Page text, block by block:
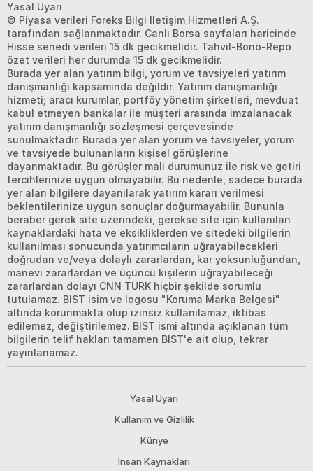
Yasal Uyarı
© Piyasa verileri Foreks Bilgi İletişim Hizmetleri A.Ş.
tarafından sağlanmaktadır. Canlı Borsa sayfaları haricinde
Hisse senedi verileri 15 dk gecikmelidir. Tahvil-Bono-Repo
özet verileri her durumda 15 dk gecikmelidir.
Burada yer alan yatırım bilgi, yorum ve tavsiyeleri yatırım
danışmanlığı kapsamında değildir. Yatırım danışmanlığı
hizmeti; aracı kurumlar, portföy yönetim şirketleri, mevduat
kabul etmeyen bankalar ile müşteri arasında imzalanacak
yatırım danışmanlığı sözleşmesi çerçevesinde
sunulmaktadır. Burada yer alan yorum ve tavsiyeler, yorum
ve tavsiyede bulunanların kişisel görüşlerine
dayanmaktadır. Bu görüşler mali durumunuz ile risk ve getiri
tercihlerinize uygun olmayabilir. Bu nedenle, sadece burada
yer alan bilgilere dayanılarak yatırım kararı verilmesi
beklentilerinize uygun sonuçlar doğurmayabilir. Bununla
beraber gerek site üzerindeki, gerekse site için kullanılan
kaynaklardaki hata ve eksikliklerden ve sitedeki bilgilerin
kullanılması sonucunda yatırımcıların uğrayabilecekleri
doğrudan ve/veya dolaylı zararlardan, kar yoksunluğundan,
manevi zararlardan ve üçüncü kişilerin uğrayabileceği
zararlardan dolayı CNN TÜRK hiçbir şekilde sorumlu
tutulamaz. BIST isim ve logosu "Koruma Marka Belgesi"
altında korunmakta olup izinsiz kullanılamaz, iktibas
edilemez, değiştirilemez. BIST ismi altında açıklanan tüm
bilgilerin telif hakları tamamen BIST'e ait olup, tekrar
yayınlanamaz.
Yasal Uyarı
Kullanım ve Gizlilik
Künye
İnsan Kaynakları